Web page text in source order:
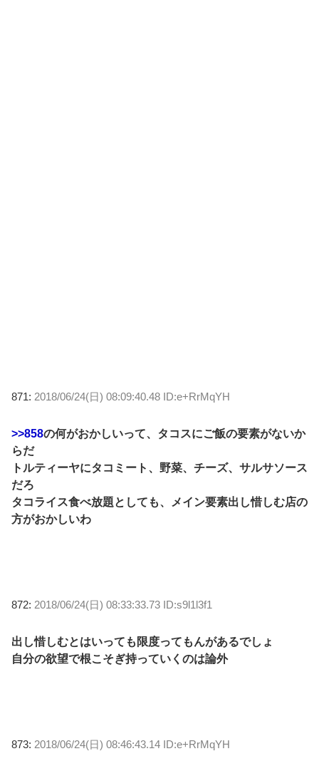
871: 2018/06/24(日) 08:09:40.48 ID:e+RrMqYH
>>858の何がおかしいって、タコスにご飯の要素がないか
らだ
トルティーヤにタコミート、野菜、チーズ、サルサソース
だろ
タコライス食べ放題としても、メイン要素出し惜しむ店の
方がおかしいわ
872: 2018/06/24(日) 08:33:33.73 ID:s9l1l3f1
出し惜しむとはいっても限度ってもんがあるでしょ
自分の欲望で根こそぎ持っていくのは論外
873: 2018/06/24(日) 08:46:43.14 ID:e+RrMqYH